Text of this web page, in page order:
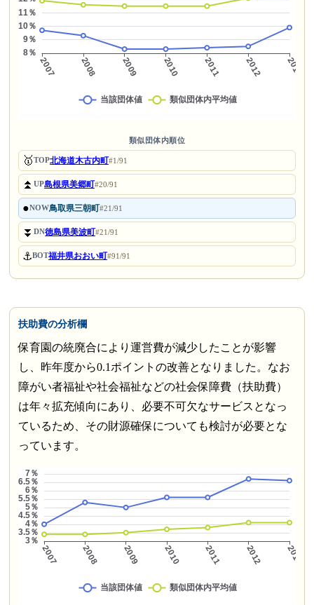
類似団体内順位
🥇TOP北海道木古内町#1/91
⏫UP島根県美郷町#20/91
●NOW鳥取県三朝町#21/91
⏬DN徳島県美波町#21/91
⚓BOT福井県おおい町#91/91
扶助費の分析欄
保育園の統廃合により運営費が減少したことが影響
し、昨年度から0.1ポイントの改善となりました。なお
障がい者福祉や社会福祉などの社会保障費（扶助費）
は年々拡充傾向にあり、必要不可欠なサービスとなっ
ているため、その財源確保についても検討が必要とな
っています。